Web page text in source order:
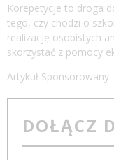
Korepetycje to droga
tego, czy chodzi o
realizację osobistych
skorzystać z pomocy
Artykuł Sponsorowany
DOŁĄCZ